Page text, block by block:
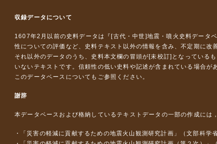
収録データについて
1607年2月以前の史料データは『 [古代・中世]地震・噴火史料データ
性についての評価など、史料テキスト以外の情報を含み、不定期に改
それ以外のデータのうち、史料本文欄の冒頭が[未校訂]となっている
いないテキストです。信頼性の低い史料や記述が含まれている場合が
このデータベースについて もご参照ください。
謝辞
本データベースおよび格納しているテキストデータの一部の作成には
「災害の軽減に貢献するための地震火山観測研究計画」（文部科学